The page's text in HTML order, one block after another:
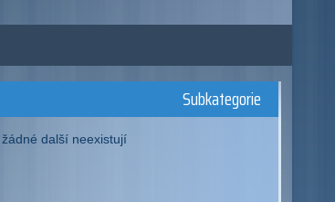
Subkategorie
žádné další neexistují